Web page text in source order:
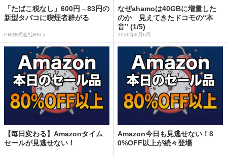
「たばこ税なし」600円→83円の
新型タバコに喫煙者群がる
PR(株式会社HAL)
なぜahamoは40GBに増量した
のか 見えてきたドコモの“本
音” (1/5)
2026年8月6日
【毎日変わる】Amazonタイム
セールが見逃せない！
Amazon今日も見逃せない！8
0%OFF以上が続々登場